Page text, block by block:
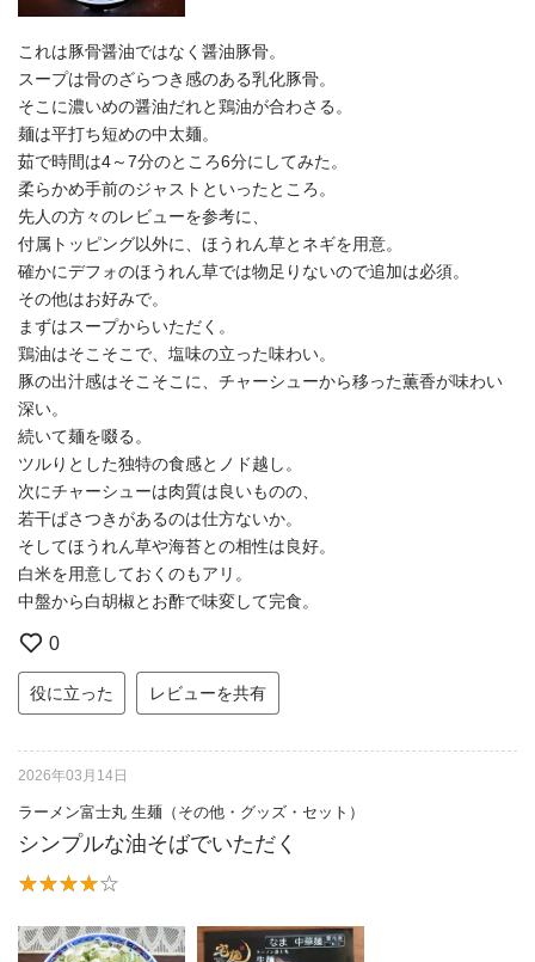
これは豚骨醤油ではなく醤油豚骨。
スープは骨のざらつき感のある乳化豚骨。
そこに濃いめの醤油だれと鶏油が合わさる。
麺は平打ち短めの中太麺。
茹で時間は4～7分のところ6分にしてみた。
柔らかめ手前のジャストといったところ。
先人の方々のレビューを参考に、
付属トッピング以外に、ほうれん草とネギを用意。
確かにデフォのほうれん草では物足りないので追加は必須。
その他はお好みで。
まずはスープからいただく。
鶏油はそこそこで、塩味の立った味わい。
豚の出汁感はそこそこに、チャーシューから移った薫香が味わい
深い。
続いて麺を啜る。
ツルりとした独特の食感とノド越し。
次にチャーシューは肉質は良いものの、
若干ぱさつきがあるのは仕方ないか。
そしてほうれん草や海苔との相性は良好。
白米を用意しておくのもアリ。
中盤から白胡椒とお酢で味変して完食。
0
役に立った レビューを共有
2026年03月14日
ラーメン富士丸 生麺（その他・グッズ・セット）
シンプルな油そばでいただく